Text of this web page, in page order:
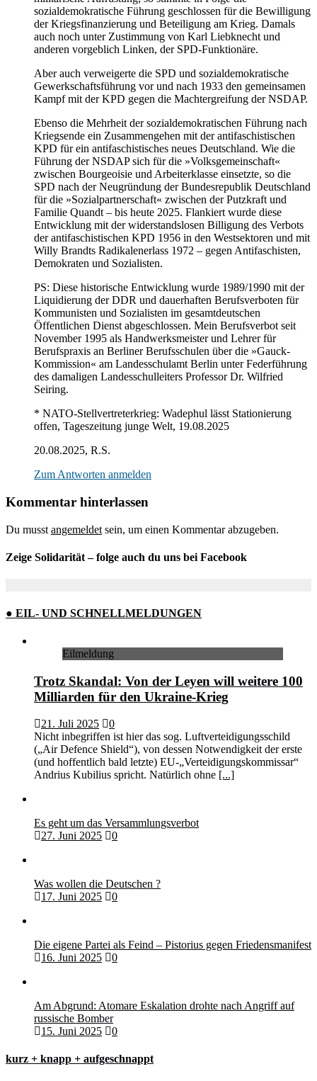
sozialdemokratische Führung geschlossen für die Bewilligung
der Kriegsfinanzierung und Beteiligung am Krieg. Damals
auch noch unter Zustimmung von Karl Liebknecht und
anderen vorgeblich Linken, der SPD-Funktionäre.
Aber auch verweigerte die SPD und sozialdemokratische
Gewerkschaftsführung vor und nach 1933 den gemeinsamen
Kampf mit der KPD gegen die Machtergreifung der NSDAP.
Ebenso die Mehrheit der sozialdemokratischen Führung nach
Kriegsende ein Zusammengehen mit der antifaschistischen
KPD für ein antifaschistisches neues Deutschland. Wie die
Führung der NSDAP sich für die »Volksgemeinschaft«
zwischen Bourgeoisie und Arbeiterklasse einsetzte, so die
SPD nach der Neugründung der Bundesrepublik Deutschland
für die »Sozialpartnerschaft« zwischen der Putzkraft und
Familie Quandt – bis heute 2025. Flankiert wurde diese
Entwicklung mit der widerstandslosen Billigung des Verbots
der antifaschistischen KPD 1956 in den Westsektoren und mit
Willy Brandts Radikalenerlass 1972 – gegen Antifaschisten,
Demokraten und Sozialisten.
PS: Diese historische Entwicklung wurde 1989/1990 mit der
Liquidierung der DDR und dauerhaften Berufsverboten für
Kommunisten und Sozialisten im gesamtdeutschen
Öffentlichen Dienst abgeschlossen. Mein Berufsverbot seit
November 1995 als Handwerksmeister und Lehrer für
Berufspraxis an Berliner Berufsschulen über die »Gauck-
Kommission« am Landesschulamt Berlin unter Federführung
des damaligen Landesschulleiters Professor Dr. Wilfried
Seiring.
* NATO-Stellvertreterkrieg: Wadephul lässt Stationierung
offen, Tageszeitung junge Welt, 19.08.2025
20.08.2025, R.S.
Zum Antworten anmelden
Kommentar hinterlassen
Du musst angemeldet sein, um einen Kommentar abzugeben.
Zeige Solidarität – folge auch du uns bei Facebook
● EIL- UND SCHNELLMELDUNGEN
Eilmeldung
Trotz Skandal: Von der Leyen will weitere 100
Milliarden für den Ukraine-Krieg
21. Juli 2025
0
Nicht inbegriffen ist hier das sog. Luftverteidigungsschild
(„Air Defence Shield“), von dessen Notwendigkeit der erste
(und hoffentlich bald letzte) EU-„Verteidigungskommissar“
Andrius Kubilius spricht. Natürlich ohne [...]
Es geht um das Versammlungsverbot
27. Juni 2025
0
Was wollen die Deutschen ?
17. Juni 2025
0
Die eigene Partei als Feind – Pistorius gegen Friedensmanifest
16. Juni 2025
0
Am Abgrund: Atomare Eskalation drohte nach Angriff auf
russische Bomber
15. Juni 2025
0
kurz + knapp + aufgeschnappt